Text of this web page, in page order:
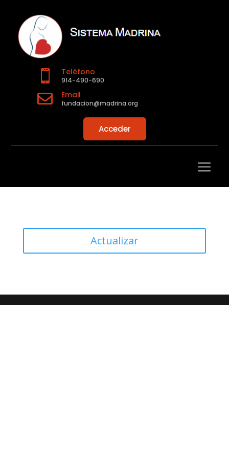
 Teléfono
914-490-690
 Email
fundacion@madrina.org
Acceder
Actualizar